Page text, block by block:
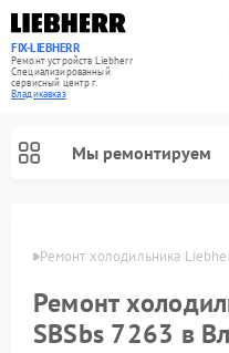
FIX-LIEBHERR
Ремонт устройств Liebherr
Специализированный
cервисный центр г.
Владикавказ
Мы ремонтируем
Ремонт холодильника
Ремонт
SBSbs 7263 в